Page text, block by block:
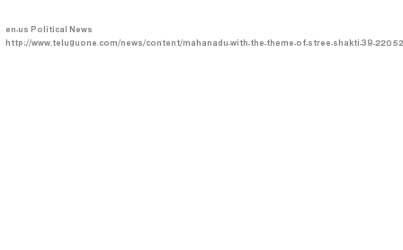
en-usPolitical News
http://www.teluguone.com/news/content/mahanadu-with-the-theme-of-stree-shakti-39-